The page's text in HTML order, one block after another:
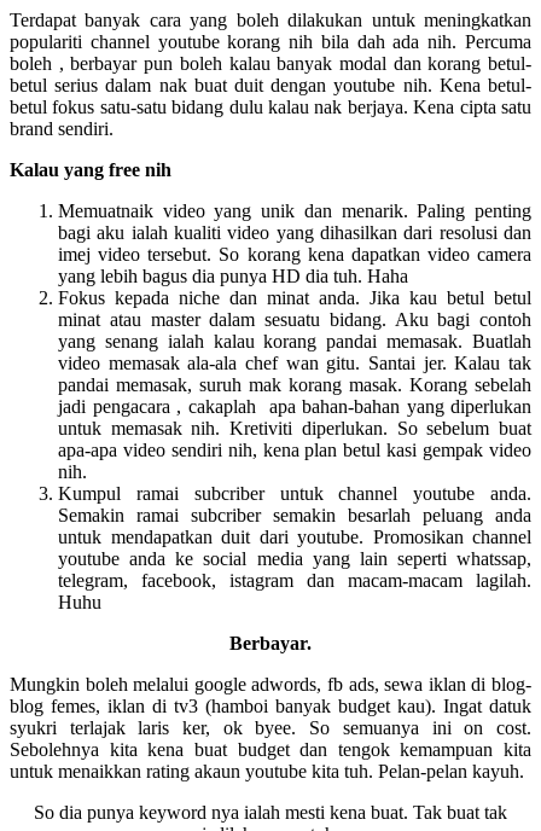
Terdapat banyak cara yang boleh dilakukan untuk meningkatkan
populariti channel youtube korang nih bila dah ada nih. Percuma
boleh , berbayar pun boleh kalau banyak modal dan korang betul-
betul serius dalam nak buat duit dengan youtube nih. Kena betul-
betul fokus satu-satu bidang dulu kalau nak berjaya. Kena cipta satu
brand sendiri.
Kalau yang free nih
Memuatnaik video yang unik dan menarik. Paling penting
bagi aku ialah kualiti video yang dihasilkan dari resolusi dan
imej video tersebut. So korang kena dapatkan video camera
yang lebih bagus dia punya HD dia tuh. Haha
Fokus kepada niche dan minat anda. Jika kau betul betul
minat atau master dalam sesuatu bidang. Aku bagi contoh
yang senang ialah kalau korang pandai memasak. Buatlah
video memasak ala-ala chef wan gitu. Santai jer. Kalau tak
pandai memasak, suruh mak korang masak. Korang sebelah
jadi pengacara , cakaplah apa bahan-bahan yang diperlukan
untuk memasak nih. Kretiviti diperlukan. So sebelum buat
apa-apa video sendiri nih, kena plan betul kasi gempak video
nih.
Kumpul ramai subcriber untuk channel youtube anda.
Semakin ramai subcriber semakin besarlah peluang anda
untuk mendapatkan duit dari youtube. Promosikan channel
youtube anda ke social media yang lain seperti whatssap,
telegram, facebook, istagram dan macam-macam lagilah.
Huhu
Berbayar.
Mungkin boleh melalui google adwords, fb ads, sewa iklan di blog-
blog femes, iklan di tv3 (hamboi banyak budget kau). Ingat datuk
syukri terlajak laris ker, ok byee. So semuanya ini on cost.
Sebolehnya kita kena buat budget dan tengok kemampuan kita
untuk menaikkan rating akaun youtube kita tuh. Pelan-pelan kayuh.
So dia punya keyword nya ialah mesti kena buat. Tak buat tak